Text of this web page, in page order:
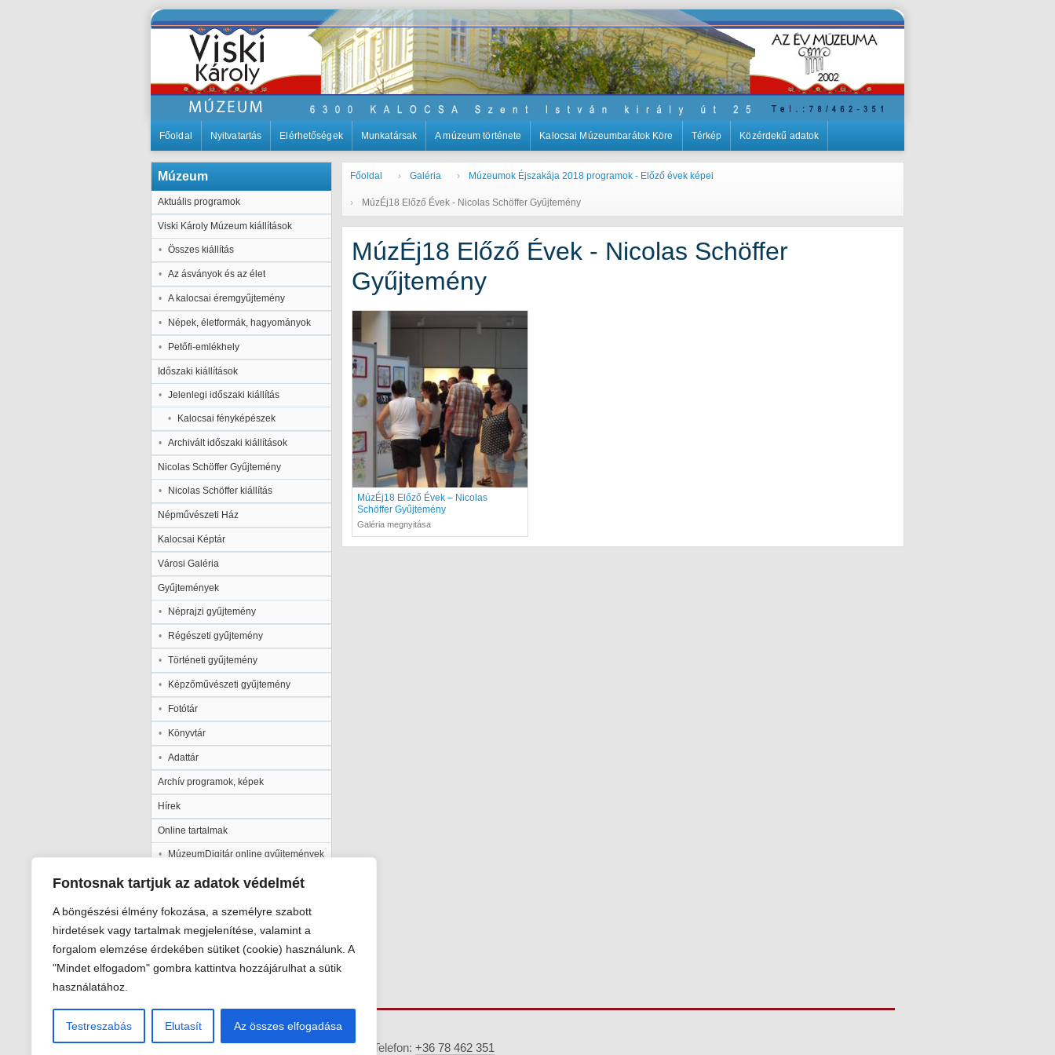
Fontosnak tartjuk az adatok védelmét
A böngészési élmény fokozása, a személyre szabott
hirdetések vagy tartalmak megjelenítése, valamint a
forgalom elemzése érdekében sütiket (cookie) használunk. A
"Mindet elfogadom" gombra kattintva hozzájárulhat a sütik
használatához.
Testreszabás Elutasít Az összes elfogadása
Főoldal Nyitvatartás Elérhetőségek Munkatársak A múzeum története Kalocsai Múzeumbarátok Köre Térkép Közérdekű adatok
Múzeum
Aktuális programok
Viski Károly Múzeum kiállítások
Összes kiállítás
Az ásványok és az élet
A kalocsai éremgyűjtemény
Népek, életformák, hagyományok
Petőfi-emlékhely
Időszaki kiállítások
Jelenlegi időszaki kiállítás
Kalocsai fényképészek
Archivált időszaki kiállítások
Nicolas Schöffer Gyűjtemény
Nicolas Schöffer kiállítás
Népművészeti Ház
Kalocsai Képtár
Városi Galéria
Gyűjtemények
Néprajzi gyűjtemény
Régészeti gyűjtemény
Történeti gyűjtemény
Képzőművészeti gyűjtemény
Fotótár
Könyvtár
Adattár
Archív programok, képek
Hírek
Online tartalmak
MúzeumDigitár online gyűjtemények
Kalocsai Települési Értéktár
Múzeumpedagógia
Pályázatok
Galéria
Főoldal Galéria Múzeumok Éjszakája 2018 programok - Előző évek képei
MúzÉj18 Előző Évek - Nicolas Schöffer Gyűjtemény
MúzÉj18 Előző Évek - Nicolas Schöffer
Gyűjtemény
MúzÉj18 Előző Évek – Nicolas
Schöffer Gyűjtemény
Galéria megnyitása
Viski Károly Múzeum Kalocsa
6300 Kalocsa, Szent István király út 25. · Telefon: +36 78 462 351